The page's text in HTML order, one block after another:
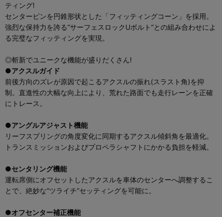
ティング!
センターピンを円錐形状とした「フィッティングコーン」を採用。
強烈な保持力を誇る“サーフェスロックUボルト”との組み合わせによ
る完璧なフィッティングを実現。
◎斬新でユニークな機能が盛りだくさん!
●アクスルガイド
前後方向のズレが原因で起こるアクスルの振れ(スラスト角)を抑
制。直進性の大幅な向上により、荒れた路面でも走行レーンを正確
にトレース。
●アングルアジャスト機能
リーフスプリングの角度変化に同期するアクスル傾斜角を最適化。
トランスミッションおよびプロペラシャフトにかかる負担を軽減。
●センタリング機能
運転席側にオフセットしたアクスルを車体のセンターへ調整するこ
とで、絶妙な“ツライチ”セッティングを可能に。
●オフセンター補正機能